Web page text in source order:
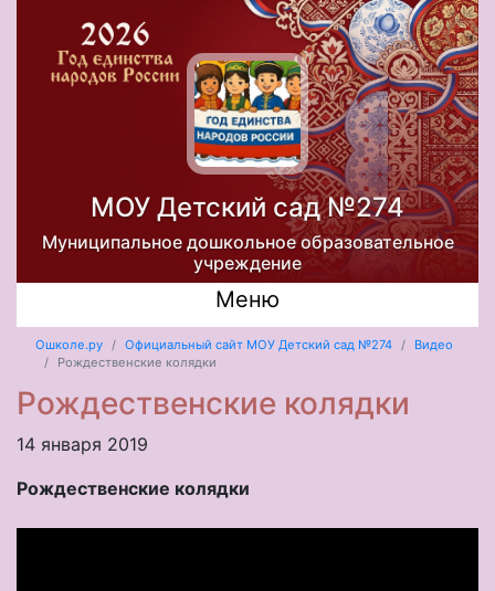
МОУ Детский сад №274
Муниципальное дошкольное образовательное
учреждение
Меню
Ошколе.ру Официальный сайт МОУ Детский сад №274
Видео
Рождественские колядки
Рождественские колядки
14 января 2019
Рождественские колядки